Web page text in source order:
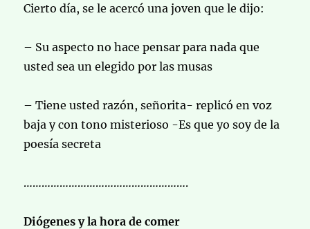
Cierto día, se le acercó una joven que le dijo:
– Su aspecto no hace pensar para nada que
usted sea un elegido por las musas
– Tiene usted razón, señorita- replicó en voz
baja y con tono misterioso -Es que yo soy de la
poesía secreta
……………………………………………….
Diógenes y la hora de comer